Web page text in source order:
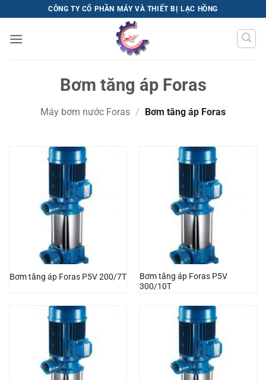
qua
nội
CÔNG TY CỔ PHẦN MÁY VÀ THIẾT BỊ LẠC HỒNG
Bơm tăng áp Foras
Máy bơm nước Foras / Bơm tăng áp Foras
Bơm tăng áp Foras P5V 200/7T
Bơm tăng áp Foras P5V
300/10T